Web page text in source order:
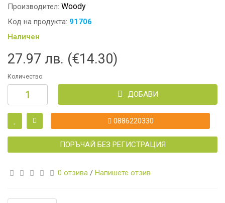
Производител: Woody
Код на продукта: 91706
Наличен
27.97 лв. (€14.30)
Количество:
ДОБАВИ
0886220330
ПОРЪЧАЙ БЕЗ РЕГИСТРАЦИЯ
0 отзива / Напишете отзив